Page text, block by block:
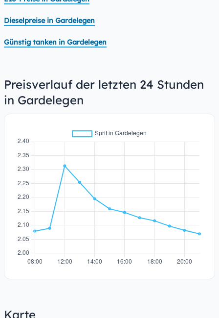
Dieselpreise in Gardelegen
Günstig tanken in Gardelegen
Preisverlauf der letzten 24 Stunden
in Gardelegen
Karte